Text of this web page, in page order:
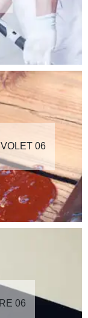
06
06